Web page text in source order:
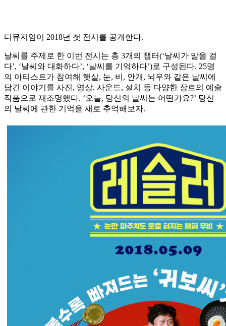
디뮤지엄이 2018년 첫 전시를 공개한다.
날씨를 주제로 한 이번 전시는 총 3개의 챕터(‘날씨가 말을 걸
다’, ‘날씨와 대화하다’, ‘날씨를 기억하다’)로 구성된다. 25명
의 아티스트가 참여해 햇살, 눈, 비, 안개, 뇌우와 같은 날씨에
담긴 이야기를 사진, 영상, 사운드, 설치 등 다양한 장르의 예술
작품으로 재조명했다. ‘오늘, 당신의 날씨는 어떤가요?’ 당신
의 날씨에 관한 기억을 새로 추억해보자.